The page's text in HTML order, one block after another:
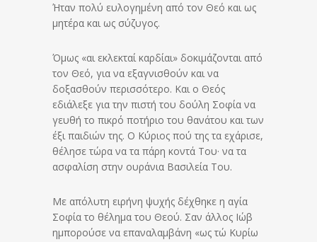
Ήταν πολύ ευλογημένη από τον Θεό και ως
μητέρα και ως σύζυγος.
Όμως «αι εκλεκταί καρδίαι» δοκιμάζονται από
τον Θεό, για να εξαγνισθούν και να
δοξασθούν περισσότερο. Και ο Θεός
εδιάλεξε για την πιστή του δούλη Σοφία να
γευθή το πικρό ποτήριο του θανάτου και των
έξι παιδιών της. Ο Κύριος πού της τα εχάρισε,
θέλησε τώρα να τα πάρη κοντά Του· να τα
ασφαλίση στην ουράνια Βασιλεία Του.
Με απόλυτη ειρήνη ψυχής δέχθηκε η αγία
Σοφία το θέλημα του Θεού. Σαν άλλος Ιώβ
ημπορούσε να επαναλαμβάνη «ως τώ Κυρίω